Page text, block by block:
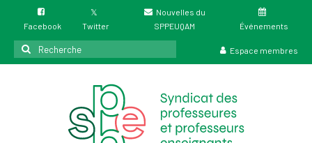
Facebook Twitter
Nouvelles du
SPPEUQAM
Événements
Rechercher
:
Espace membres